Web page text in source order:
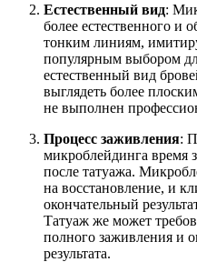
Естественный вид:
более естественного и
тонким линиям,
популярным выбором
естественный вид
выглядеть более
не выполнен
Процесс заживления:
микроблейдинга время
после татуажа.
на восстановление, и
окончательный
Татуаж же может
полного заживления и
результата.